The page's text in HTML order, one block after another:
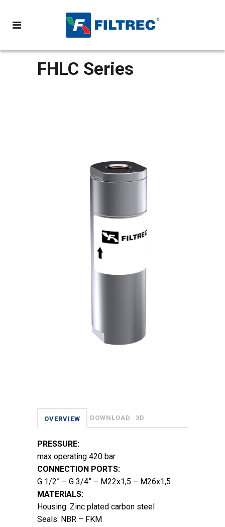
FHLC Series
OVERVIEW DOWNLOAD 3D
PRESSURE:
max operating 420 bar
CONNECTION PORTS:
G 1/2” – G 3/4” – M22x1,5 – M26x1,5
MATERIALS:
Housing: Zinc plated carbon steel
Seals: NBR – FKM